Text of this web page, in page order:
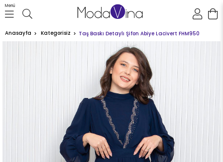
Menü
Anasayfa Kategorisiz Taş Baskı Detaylı Şifon Abiye Lacivert FHM950